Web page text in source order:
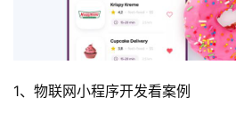
于
1、物联网小程序开发看案例